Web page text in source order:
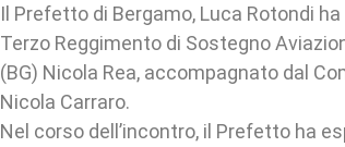
Il Prefetto di Bergamo, Luca Rotondi
Terzo Reggimento di Sostegno
(BG) Nicola Rea, accompagnato dal
Nicola Carraro.
Nel corso dell’incontro, il Prefetto ha